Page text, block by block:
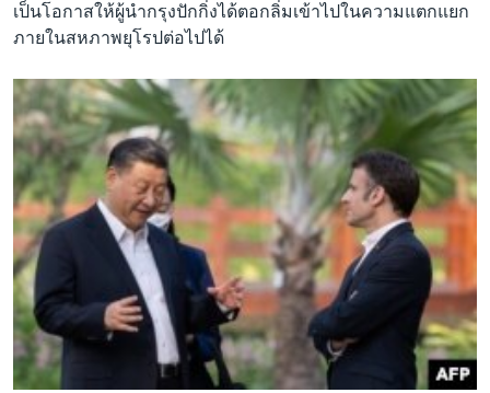
เป็นโอกาสให้ผู้นำกรุงปักกิ่งได้ตอกลิ่มเข้าไปในความแตกแยก
ภายในสหภาพยุโรปต่อไปได้